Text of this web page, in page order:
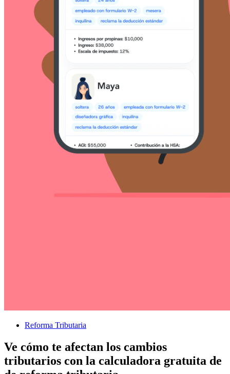
Reforma Tributaria
Ve cómo te afectan los cambios
tributarios con la calculadora gratuita de